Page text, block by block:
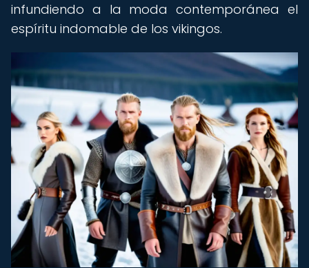
infundiendo a la moda contemporánea el
espíritu indomable de los vikingos.